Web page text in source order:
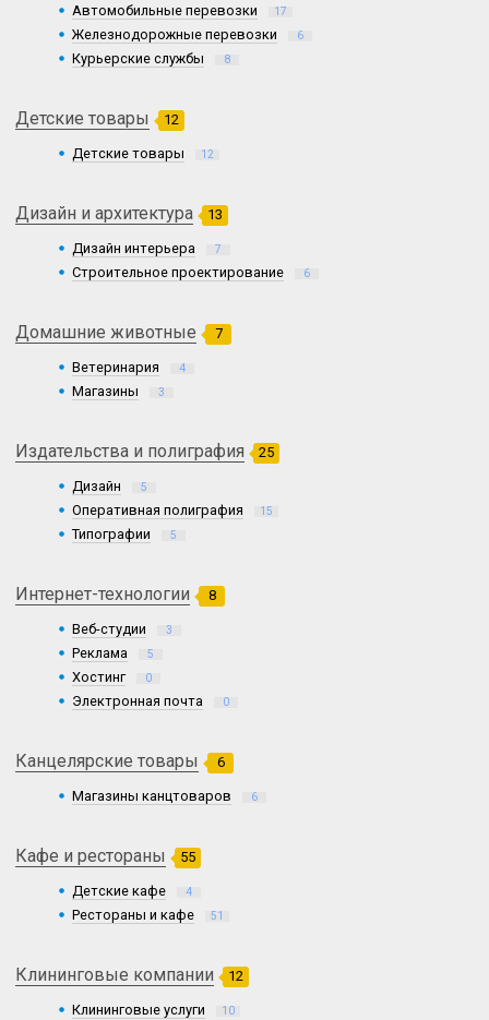
Автомобильные перевозки 17
Железнодорожные перевозки 6
Курьерские службы 8
Детские товары 12
Детские товары 12
Дизайн и архитектура 13
Дизайн интерьера 7
Строительное проектирование 6
Домашние животные 7
Ветеринария 4
Магазины 3
Издательства и полиграфия 25
Дизайн 5
Оперативная полиграфия 15
Типографии 5
Интернет-технологии 8
Веб-студии 3
Реклама 5
Хостинг 0
Электронная почта 0
Канцелярские товары 6
Магазины канцтоваров 6
Кафе и рестораны 55
Детские кафе 4
Рестораны и кафе 51
Клининговые компании 12
Клининговые услуги 10